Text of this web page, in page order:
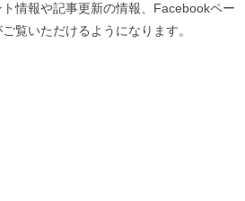
情報や記事更新の情報、Facebookペー
覧いただけるようになります。